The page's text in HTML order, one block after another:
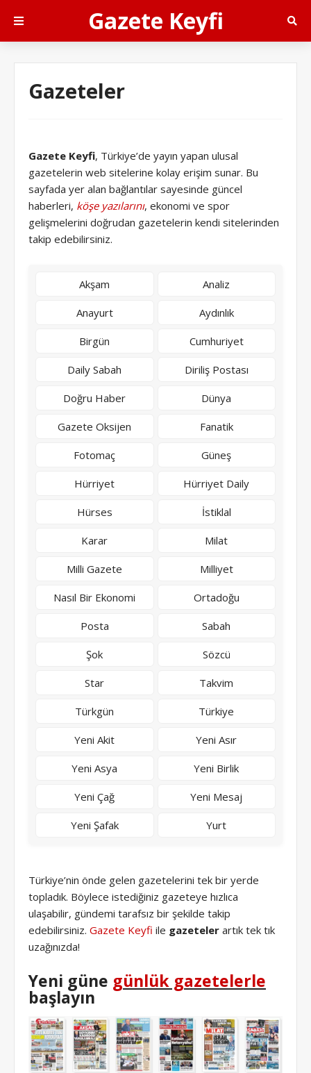
Gazete Keyfi
Gazeteler
Gazete Keyfi, Türkiye’de yayın yapan ulusal
gazetelerin web sitelerine kolay erişim sunar. Bu
sayfada yer alan bağlantılar sayesinde güncel
haberleri, köşe yazılarını, ekonomi ve spor
gelişmelerini doğrudan gazetelerin kendi sitelerinden
takip edebilirsiniz.
Akşam Analiz
Anayurt Aydınlık
Birgün Cumhuriyet
Daily Sabah Diriliş Postası
Doğru Haber Dünya
Gazete Oksijen Fanatik
Fotomaç Güneş
Hürriyet Hürriyet Daily
Hürses İstiklal
Karar Milat
Milli Gazete Milliyet
Nasıl Bir Ekonomi Ortadoğu
Posta Sabah
Şok Sözcü
Star Takvim
Türkgün Türkiye
Yeni Akit Yeni Asır
Yeni Asya Yeni Birlik
Yeni Çağ Yeni Mesaj
Yeni Şafak Yurt
Türkiye’nin önde gelen gazetelerini tek bir yerde
topladık. Böylece istediğiniz gazeteye hızlıca
ulaşabilir, gündemi tarafsız bir şekilde takip
edebilirsiniz. Gazete Keyfi ile gazeteler artık tek tık
uzağınızda!
Yeni güne günlük gazetelerle
başlayın